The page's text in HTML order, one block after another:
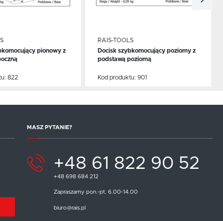
pionowy z
822
RAIS-TOOLS
Docisk szybkomocujący poziomy z
podstawą poziomą
Kod produktu:901
WIĘCEJ
MASZ PYTANIE?
+48 61 822 90 52
+48 698 684 212
Zapraszamy pon.-pt. 6.00-14.00
biuro@rais.pl